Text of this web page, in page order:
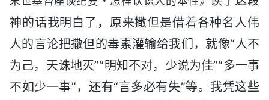
神的话我明白了，原来撒但是借着各种名人伟
人的言论把撒但的毒素灌输给我们，就像“人不
为己，天诛地灭”“明知不对，少说为佳”“多一事
不如少一事”，还有“言多必有失”等。我凭这些